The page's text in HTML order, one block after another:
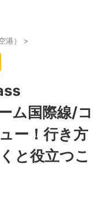
港） >
ム国際線/コ
ー！行き方
と役立つこ